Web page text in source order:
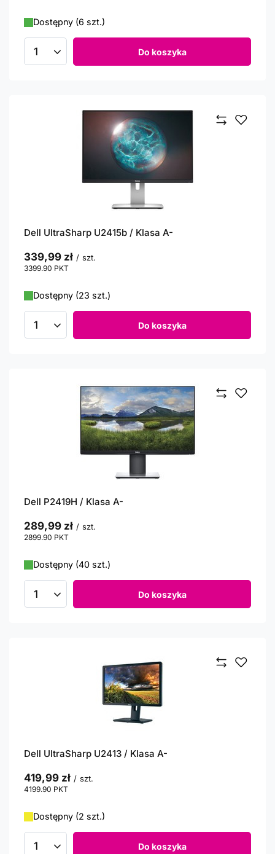
Dostępny (6 szt.)
Ilość produktów Do koszyka
Dell UltraSharp U2415b / Klasa A-
339,99 zł / szt.
3399.90 PKT
Dostępny (23 szt.)
Ilość produktów Do koszyka
Dell P2419H / Klasa A-
289,99 zł / szt.
2899.90 PKT
Dostępny (40 szt.)
Ilość produktów Do koszyka
Dell UltraSharp U2413 / Klasa A-
419,99 zł / szt.
4199.90 PKT
Dostępny (2 szt.)
Ilość produktów Do koszyka